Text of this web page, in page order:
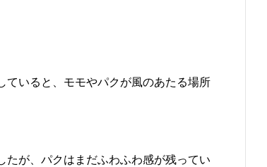
ていると、モモやパクが風のあたる場所
たが、パクはまだふわふわ感が残ってい